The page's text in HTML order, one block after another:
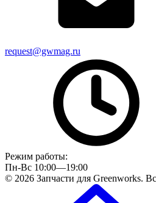
request@gwmag.ru
Режим работы:
Пн-Вс 10:00—19:00
© 2026 Запчасти для Greenworks.